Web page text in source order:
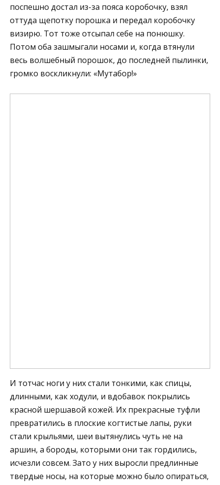
поспешно достал из-за пояса коробочку, взял
оттуда щепотку порошка и передал коробочку
визирю. Тот тоже отсыпал себе на понюшку.
Потом оба зашмыгали носами и, когда втянули
весь волшебный порошок, до последней пылинки,
громко воскликнули: «Мутабор!»
И тотчас ноги у них стали тонкими, как спицы,
длинными, как ходули, и вдобавок покрылись
красной шершавой кожей. Их прекрасные туфли
превратились в плоские когтистые лапы, руки
стали крыльями, шеи вытянулись чуть не на
аршин, а бороды, которыми они так гордились,
исчезли совсем. Зато у них выросли предлинные
твердые носы, на которые можно было опираться,